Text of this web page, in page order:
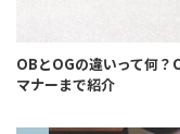
OBとOGの違いって何？
マナーまで紹介